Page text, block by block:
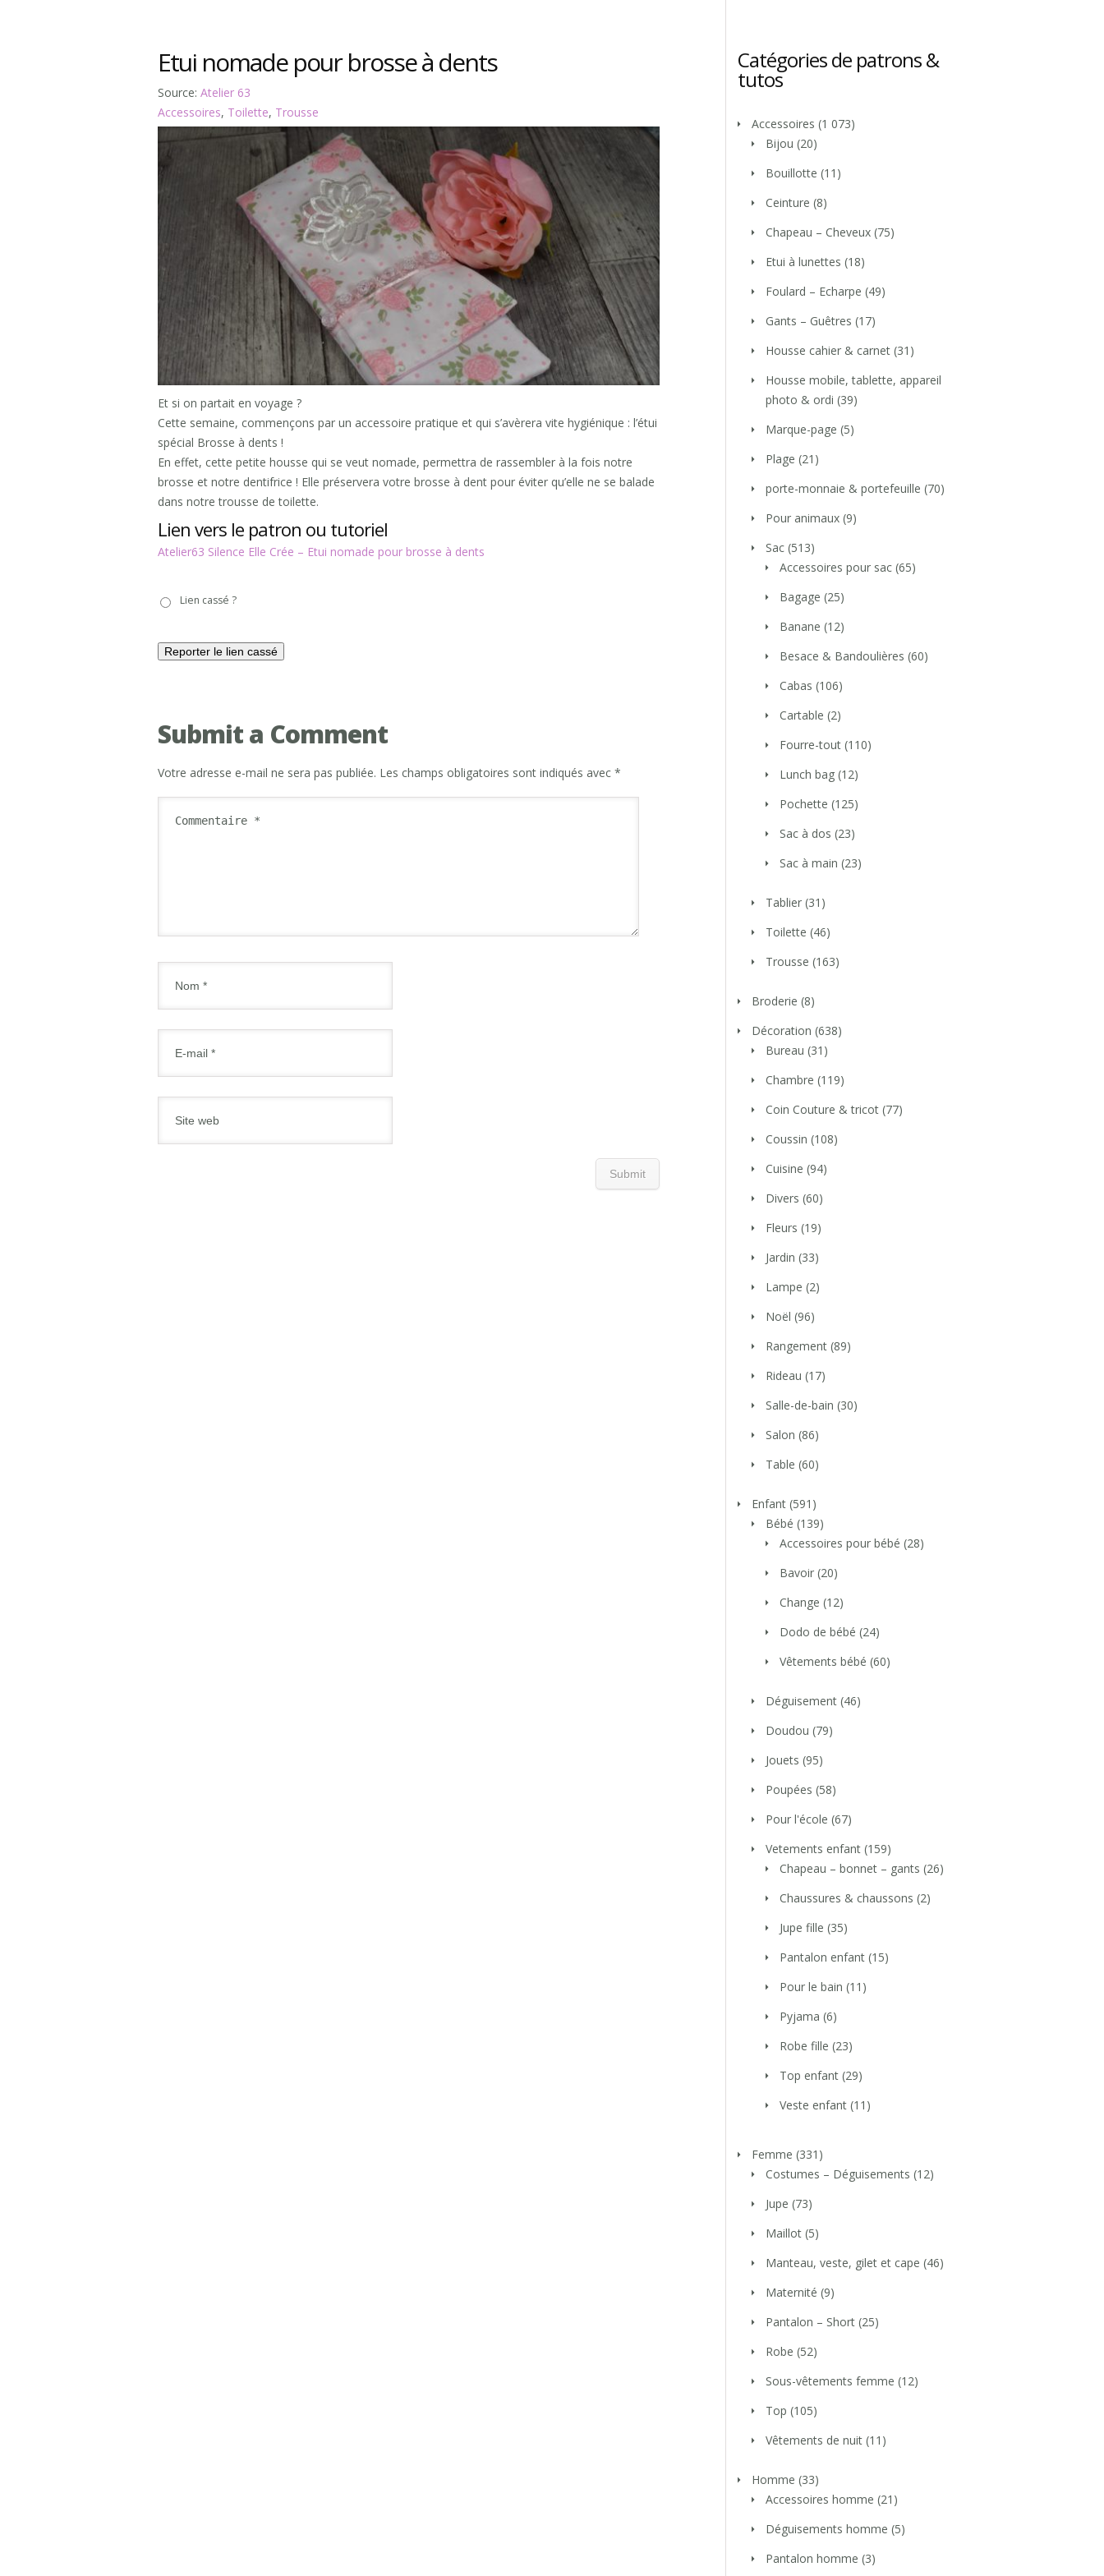
Etui nomade pour brosse à dents
Source: Atelier 63
Accessoires, Toilette, Trousse
Et si on partait en voyage ?
Cette semaine, commençons par un accessoire pratique et qui s’avèrera vite hygiénique : l’étui
spécial Brosse à dents !
En effet, cette petite housse qui se veut nomade, permettra de rassembler à la fois notre
brosse et notre dentifrice ! Elle préservera votre brosse à dent pour éviter qu’elle ne se balade
dans notre trousse de toilette.
Lien vers le patron ou tutoriel
Atelier63 Silence Elle Crée – Etui nomade pour brosse à dents
casséLien cassé ?
Submit a Comment
Votre adresse e-mail ne sera pas publiée. Les champs obligatoires sont indiqués avec *
Catégories de patrons &
tutos
Accessoires (1 073)
Bijou (20)
Bouillotte (11)
Ceinture (8)
Chapeau – Cheveux (75)
Etui à lunettes (18)
Foulard – Echarpe (49)
Gants – Guêtres (17)
Housse cahier & carnet (31)
Housse mobile, tablette, appareil
photo & ordi (39)
Marque-page (5)
Plage (21)
porte-monnaie & portefeuille (70)
Pour animaux (9)
Sac (513)
Accessoires pour sac (65)
Bagage (25)
Banane (12)
Besace & Bandoulières (60)
Cabas (106)
Cartable (2)
Fourre-tout (110)
Lunch bag (12)
Pochette (125)
Sac à dos (23)
Sac à main (23)
Tablier (31)
Toilette (46)
Trousse (163)
Broderie (8)
Décoration (638)
Bureau (31)
Chambre (119)
Coin Couture & tricot (77)
Coussin (108)
Cuisine (94)
Divers (60)
Fleurs (19)
Jardin (33)
Lampe (2)
Noël (96)
Rangement (89)
Rideau (17)
Salle-de-bain (30)
Salon (86)
Table (60)
Enfant (591)
Bébé (139)
Accessoires pour bébé (28)
Bavoir (20)
Change (12)
Dodo de bébé (24)
Vêtements bébé (60)
Déguisement (46)
Doudou (79)
Jouets (95)
Poupées (58)
Pour l'école (67)
Vetements enfant (159)
Chapeau – bonnet – gants (26)
Chaussures & chaussons (2)
Jupe fille (35)
Pantalon enfant (15)
Pour le bain (11)
Pyjama (6)
Robe fille (23)
Top enfant (29)
Veste enfant (11)
Femme (331)
Costumes – Déguisements (12)
Jupe (73)
Maillot (5)
Manteau, veste, gilet et cape (46)
Maternité (9)
Pantalon – Short (25)
Robe (52)
Sous-vêtements femme (12)
Top (105)
Vêtements de nuit (11)
Homme (33)
Accessoires homme (21)
Déguisements homme (5)
Pantalon homme (3)